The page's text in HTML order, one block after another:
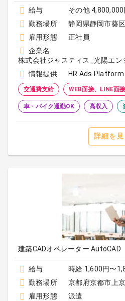
給与
その他
勤務場所
静岡県静岡市葵区
雇用形態
正社員
企業名
株式会社ジャスティス_光陽エン
情報提供
HR Ads Platform
交通費支給 WEB面接、LINE面
車・バイク通勤OK 高収入
詳細を見
建築CADオペレーター AutoCAD
給与
時給 1,600円〜
勤務場所
京都府京都市上
雇用形態
派遣